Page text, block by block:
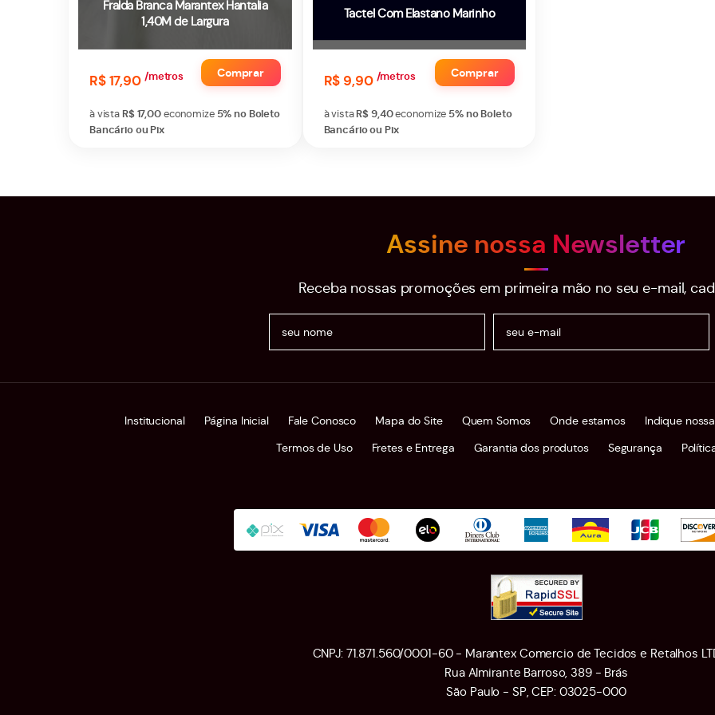
Fralda Branca Marantex Hantalia
1,40M de Largura
R$ 17,90 /metros Comprar
à vista R$ 17,00economize 5%no Boleto
Bancário ou Pix
Tactel Com Elastano Marinho
R$ 9,90 /metros Comprar
à vistaR$ 9,40economize 5%no Boleto
Bancário ou Pix
Assine nossa Newsletter
Receba nossas promoções em primeira mão no seu e-mail,
Institucional Página Inicial Fale Conosco Mapa do Site Quem Somos Onde estamos Indique
Termos de Uso
Fretes e Entrega Garantia dos produtos Segurança
CNPJ: 71.871.560/0001-60 - Marantex Comercio de Tecidos e Retalhos
Rua Almirante Barroso, 389- Brás
São Paulo - SP,CEP: 03025-000